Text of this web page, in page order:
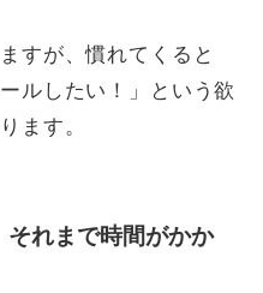
すが、慣れてくると
ルしたい！」という欲
ます。
れまで時間がかか